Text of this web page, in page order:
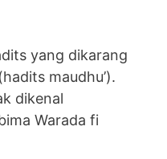
yang dikarang
dikenal
Warada fi